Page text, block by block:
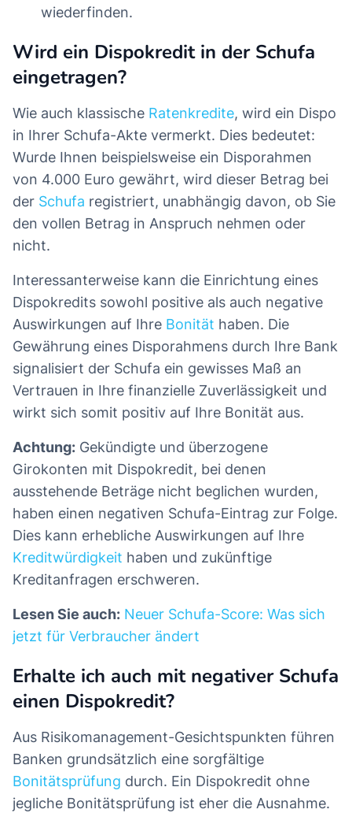
wiederfinden.
Wird ein Dispokredit in der Schufa
eingetragen?
Wie auch klassische Ratenkredite, wird ein Dispo
in Ihrer Schufa-Akte vermerkt. Dies bedeutet:
Wurde Ihnen beispielsweise ein Disporahmen
von 4.000 Euro gewährt, wird dieser Betrag bei
der Schufa registriert, unabhängig davon, ob Sie
den vollen Betrag in Anspruch nehmen oder
nicht.
Interessanterweise kann die Einrichtung eines
Dispokredits sowohl positive als auch negative
Auswirkungen auf Ihre Bonität haben. Die
Gewährung eines Disporahmens durch Ihre Bank
signalisiert der Schufa ein gewisses Maß an
Vertrauen in Ihre finanzielle Zuverlässigkeit und
wirkt sich somit positiv auf Ihre Bonität aus.
Achtung: Gekündigte und überzogene
Girokonten mit Dispokredit, bei denen
ausstehende Beträge nicht beglichen wurden,
haben einen negativen Schufa-Eintrag zur Folge.
Dies kann erhebliche Auswirkungen auf Ihre
Kreditwürdigkeit haben und zukünftige
Kreditanfragen erschweren.
Lesen Sie auch: Neuer Schufa-Score: Was sich
jetzt für Verbraucher ändert
Erhalte ich auch mit negativer Schufa
einen Dispokredit?
Aus Risikomanagement-Gesichtspunkten führen
Banken grundsätzlich eine sorgfältige
Bonitätsprüfung durch. Ein Dispokredit ohne
jegliche Bonitätsprüfung ist eher die Ausnahme.